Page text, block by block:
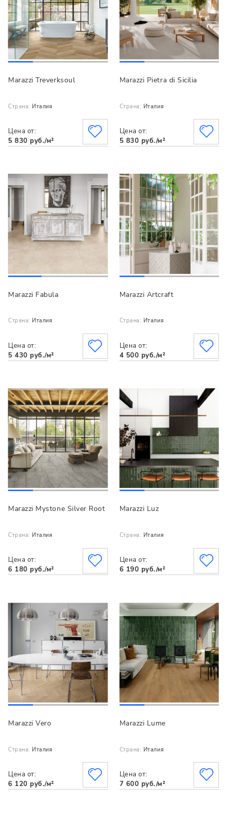
Marazzi Treverksoul
Страна: Италия
Цена от:
5 830 руб./м²
Marazzi Pietra di Sicilia
Страна: Италия
Цена от:
5 830 руб./м²
Marazzi Fabula
Страна: Италия
Цена от:
5 430 руб./м²
Marazzi Artcraft
Страна: Италия
Цена от:
4 500 руб./м²
Marazzi Mystone Silver Root
Страна: Италия
Цена от:
6 180 руб./м²
Marazzi Luz
Страна: Италия
Цена от:
6 190 руб./м²
Marazzi Vero
Страна: Италия
Цена от:
6 120 руб./м²
Marazzi Lume
Страна: Италия
Цена от:
7 600 руб./м²